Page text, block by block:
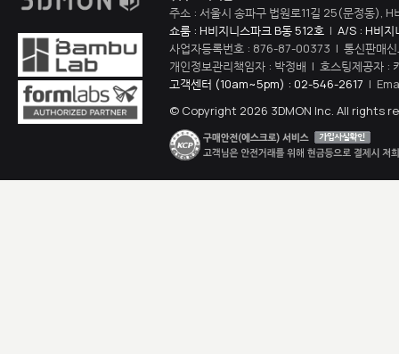
주소 : 서울시 송파구 법원로11길 25(문정동),
쇼룸 : H비지니스파크 B동 512호 | A/S : H비지
사업자등록번호 : 876-87-00373 | 통신판매
개인정보관리책임자 : 박정배 | 호스팅제공자 :
고객센터 (10am~5pm) : 02-546-2617 |
© Copyright 2026 3DMON Inc. All rights